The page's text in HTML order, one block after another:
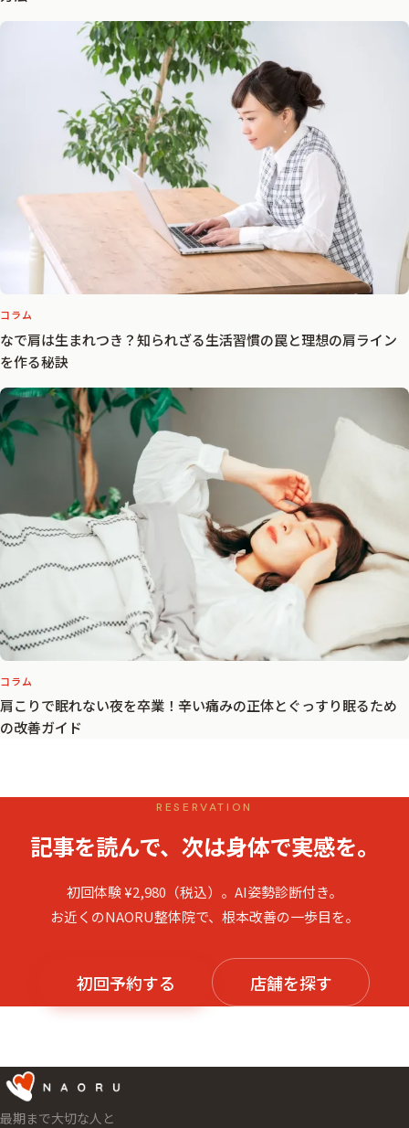
コラム
なで肩は生まれつき？知られざる生活習慣の罠と理想の肩ライン
を作る秘訣
コラム
肩こりで眠れない夜を卒業！辛い痛みの正体とぐっすり眠るため
の改善ガイド
RESERVATION
記事を読んで、次は身体で実感を。
初回体験 ¥2,980（税込）。AI姿勢診断付き。
お近くのNAORU整体院で、根本改善の一歩目を。
初回予約する 店舗を探す
最期まで大切な人と